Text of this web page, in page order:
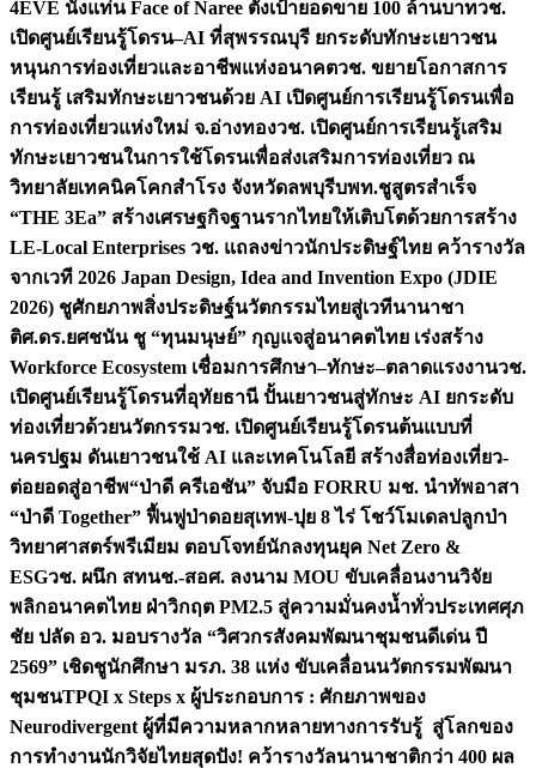
4EVE นั่งแท่น Face of Naree ตั้งเป้ายอดขาย 100 ล้านบาทวช.
เปิดศูนย์เรียนรู้โดรน–AI ที่สุพรรณบุรี ยกระดับทักษะเยาวชน
หนุนการท่องเที่ยวและอาชีพแห่งอนาคตวช. ขยายโอกาสการ
เรียนรู้ เสริมทักษะเยาวชนด้วย AI เปิดศูนย์การเรียนรู้โดรนเพื่อ
การท่องเที่ยวแห่งใหม่ จ.อ่างทองวช. เปิดศูนย์การเรียนรู้เสริม
ทักษะเยาวชนในการใช้โดรนเพื่อส่งเสริมการท่องเที่ยว ณ
วิทยาลัยเทคนิคโคกสำโรง จังหวัดลพบุรีบพท.ชูสูตรสำเร็จ
“THE 3Ea” สร้างเศรษฐกิจฐานรากไทยให้เติบโตด้วยการสร้าง
LE-Local Enterprises วช. แถลงข่าวนักประดิษฐ์ไทย คว้ารางวัล
จากเวที 2026 Japan Design, Idea and Invention Expo (JDIE
2026) ชูศักยภาพสิ่งประดิษฐ์นวัตกรรมไทยสู่เวทีนานาชา
ติศ.ดร.ยศชนัน ชู “ทุนมนุษย์” กุญแจสู่อนาคตไทย เร่งสร้าง
Workforce Ecosystem เชื่อมการศึกษา–ทักษะ–ตลาดแรงงานวช.
เปิดศูนย์เรียนรู้โดรนที่อุทัยธานี ปั้นเยาวชนสู่ทักษะ AI ยกระดับ
ท่องเที่ยวด้วยนวัตกรรมวช. เปิดศูนย์เรียนรู้โดรนต้นแบบที่
นครปฐม ดันเยาวชนใช้ AI และเทคโนโลยี สร้างสื่อท่องเที่ยว-
ต่อยอดสู่อาชีพ“ป่าดี ครีเอชัน” จับมือ FORRU มช. นำทัพอาสา
“ป่าดี Together” ฟื้นฟูป่าดอยสุเทพ-ปุย 8 ไร่ โชว์โมเดลปลูกป่า
วิทยาศาสตร์พรีเมียม ตอบโจทย์นักลงทุนยุค Net Zero &
ESGวช. ผนึก สทนช.-สอศ. ลงนาม MOU ขับเคลื่อนงานวิจัย
พลิกอนาคตไทย ฝ่าวิกฤต PM2.5 สู่ความมั่นคงน้ำทั่วประเทศศุภ
ชัย ปลัด อว. มอบรางวัล “วิศวกรสังคมพัฒนาชุมชนดีเด่น ปี
2569” เชิดชูนักศึกษา มรภ. 38 แห่ง ขับเคลื่อนนวัตกรรมพัฒนา
ชุมชนTPQI x Steps x ผู้ประกอบการ : ศักยภาพของ
Neurodivergent ผู้ที่มีความหลากหลายทางการรับรู้ สู่โลกของ
การทำงานนักวิจัยไทยสุดปัง! คว้ารางวัลนานาชาติกว่า 400 ผล